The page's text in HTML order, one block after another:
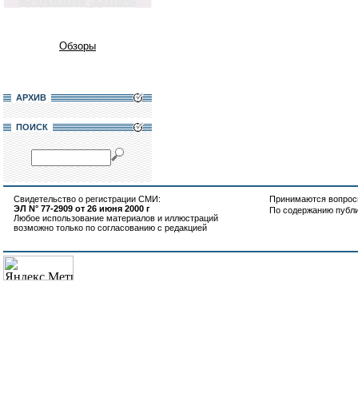
Обзоры
АРХИВ
ПОИСК
Свидетельство о регистрации СМИ:
ЭЛ N° 77-2909 от 26 июня 2000 г
Любое использование материалов и иллюстраций
возможно только по согласованию с редакцией
Принимаются
По содержанию